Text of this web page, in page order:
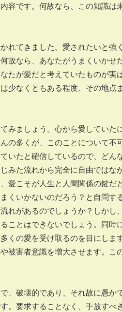
容です。何故なら、この知識は
れてきました。愛されたいと強
故なら、あなたがうまくいかせ
たが愛だと考えていたものが実
少なくともある程度、その地点
みましょう。心から愛していた
の多くが、このことについて不
いたと確信しているので、どん
た流れから完全に自由ではな
愛こそが人生と人間関係の鍵だ
くいかないのだろう？と自問す
れがあるのでしょうか？しかし
ことはできないでしょう。同時
くの愛を受け取るのを目にしま
被害者意識を増大させます。こ
、破壊的であり、それ故に愚か
。要求することなく、手放すべ